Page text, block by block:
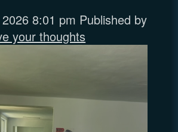
8:01 pm Published by
your thoughts